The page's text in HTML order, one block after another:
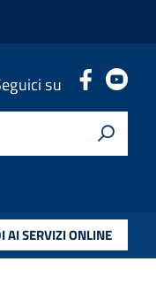
su . .
AI SERVIZI ONLINE